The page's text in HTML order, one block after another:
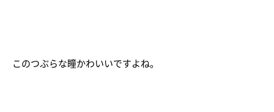
このつぶらな瞳かわいいですよね。